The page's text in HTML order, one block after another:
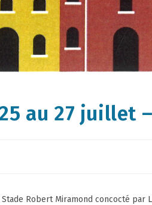
au 27 juillet –
Robert Miramond concocté par